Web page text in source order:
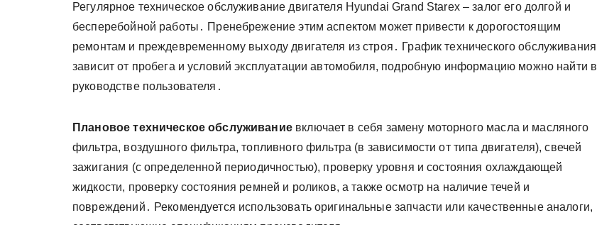
Регулярное техническое обслуживание двигателя Hyundai Grand Starex – залог его долгой и
бесперебойной работы․ Пренебрежение этим аспектом может привести к дорогостоящим
ремонтам и преждевременному выходу двигателя из строя․ График технического обслуживания
зависит от пробега и условий эксплуатации автомобиля, подробную информацию можно найти в
руководстве пользователя․
Плановое техническое обслуживаниевключает в себя замену моторного масла и масляного
фильтра, воздушного фильтра, топливного фильтра (в зависимости от типа двигателя), свечей
зажигания (с определенной периодичностью), проверку уровня и состояния охлаждающей
жидкости, проверку состояния ремней и роликов, а также осмотр на наличие течей и
повреждений․ Рекомендуется использовать оригинальные запчасти или качественные аналоги,